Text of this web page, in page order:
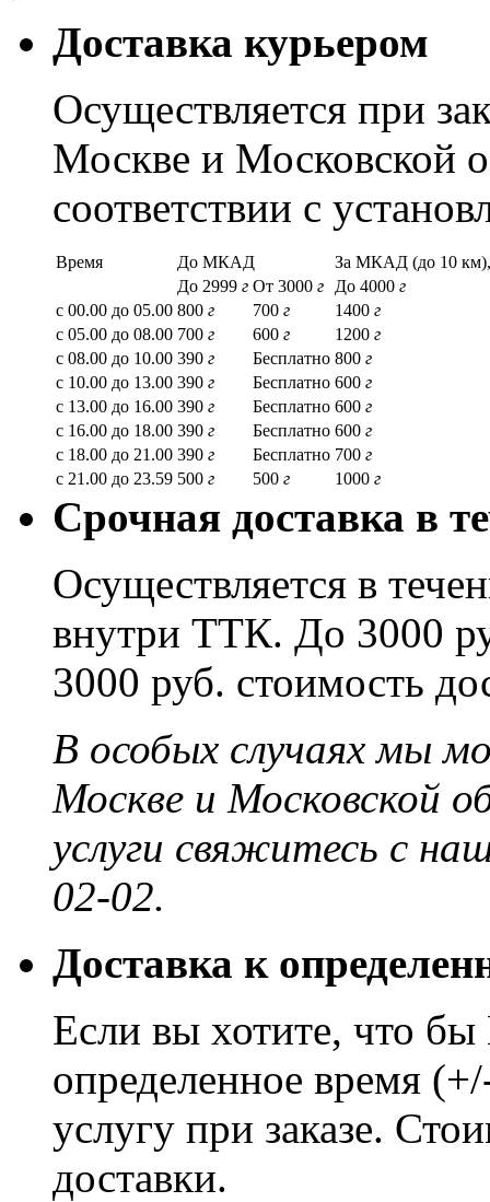
Доставка курьером
Осуществляется при
Москве и Московской
соответствии с
Время До МКАД
За МКАД (до 10
До 2999 г От 3000 г До 4000 г
с 00.00 до 05.00 800 г 700 г 1400 г
с 05.00 до 08.00 700 г 600 г 1200 г
с 08.00 до 10.00 390 г Бесплатно 800 г
с 10.00 до 13.00 390 г Бесплатно 600 г
с 13.00 до 16.00 390 г Бесплатно 600 г
с 16.00 до 18.00 390 г Бесплатно 600 г
с 18.00 до 21.00 390 г Бесплатно 700 г
с 21.00 до 23.59 500 г 500 г 1000 г
Срочная доставка в
Осуществляется в
внутри ТТК. До 3000
3000 руб. стоимость
В особых случаях мы
Москве и Московской
услуги свяжитесь с
02-02.
Доставка к
Если вы хотите, что
определенное время
услугу при заказе.
доставки.